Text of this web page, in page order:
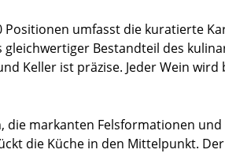
Positionen umfasst die kuratierte
Bestandteil des
Keller ist präzise. Jeder Wein
die markanten Felsformationen und
die Küche in den Mittelpunkt.